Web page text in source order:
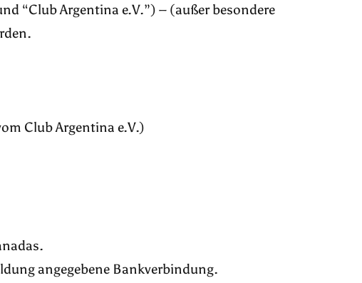
“Club Argentina e.V.”) – (außer besondere
Club Argentina e.V.)
angegebene Bankverbindung.